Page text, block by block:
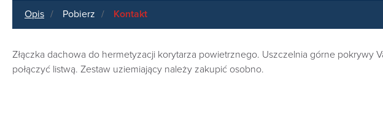
Opis Pobierz Kontakt
Złączka dachowa do hermetyzacji korytarza powietrznego. Uszczelnia górne pokrywy
połączyć listwą. Zestaw uziemiający należy zakupić osobno.